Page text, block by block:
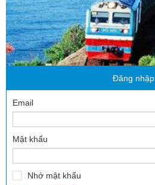
Đăng nhập
Email
Mật khẩu
Nhớ mật khẩu